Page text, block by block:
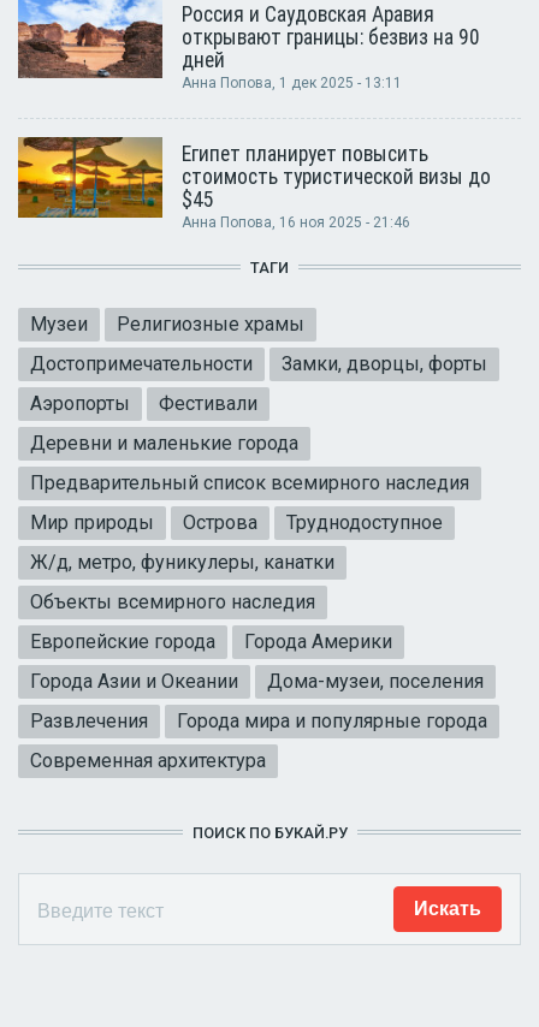
Россия и Саудовская Аравия
открывают границы: безвиз на 90
дней
Анна Попова, 1 дек 2025 - 13:11
Египет планирует повысить
стоимость туристической визы до
$45
Анна Попова, 16 ноя 2025 - 21:46
ТАГИ
Музеи
Религиозные храмы
Достопримечательности
Замки, дворцы, форты
Аэропорты
Фестивали
Деревни и маленькие города
Предварительный список всемирного наследия
Мир природы
Острова
Труднодоступное
Ж/д, метро, фуникулеры, канатки
Объекты всемирного наследия
Европейские города
Города Америки
Города Азии и Океании
Дома-музеи, поселения
Развлечения
Города мира и популярные города
Современная архитектура
ПОИСК ПО БУКАЙ.РУ